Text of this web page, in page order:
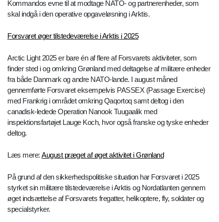
Kommandos evne til at modtage NATO- og partnerenheder, som
skal indgå i den operative opgaveløsning i Arktis.
Forsvaret øger tilstedeværelse i Arktis i 2025
Arctic Light 2025 er bare én af flere af Forsvarets aktiviteter, som
finder sted i og omkring Grønland med deltagelse af militære enheder
fra både Danmark og andre NATO-lande. I august måned
gennemførte Forsvaret eksempelvis PASSEX (Passage Exercise)
med Frankrig i området omkring Qaqortoq samt deltog i den
canadisk-ledede Operation Nanook Tuugaalik med
inspektionsfartøjet Lauge Koch, hvor også franske og tyske enheder
deltog.
Læs mere: August præget af øget aktivitet i Grønland
På grund af den sikkerhedspolitiske situation har Forsvaret i 2025
styrket sin militære tilstedeværelse i Arktis og Nordatlanten gennem
øget indsættelse af Forsvarets fregatter, helikoptere, fly, soldater og
specialstyrker.